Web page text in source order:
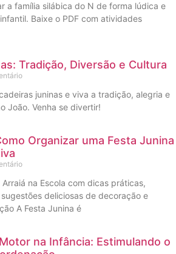
a família silábica do N de forma lúdica e
Baixe o PDF com atividades
Tradição, Diversão e Cultura
juninas e viva a tradição, alegria e
João. Venha se divertir!
Organizar uma Festa Junina
na Escola com dicas práticas,
deliciosas de decoração e
A Festa Junina é
na Infância: Estimulando o